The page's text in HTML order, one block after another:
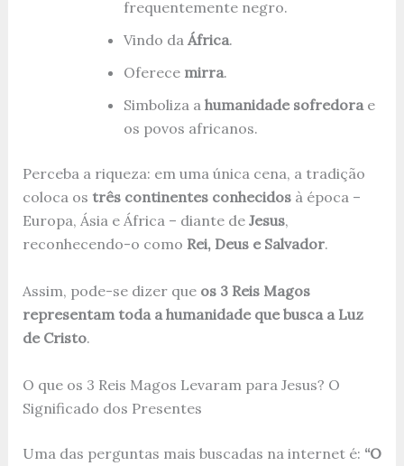
frequentemente negro.
Vindo da África.
Oferece mirra.
Simboliza a humanidade sofredorae
os povos africanos.
Perceba a riqueza: em uma única cena, a tradição
coloca os três continentes conhecidosà época –
Europa, Ásia e África – diante de Jesus,
reconhecendo-o como Rei, Deus e Salvador.
Assim, pode-se dizer que os 3 Reis Magos
representam toda a humanidade que busca a Luz
de Cristo.
O que os 3 Reis Magos Levaram para Jesus? O
Significado dos Presentes
Uma das perguntas mais buscadas na internet é: “O